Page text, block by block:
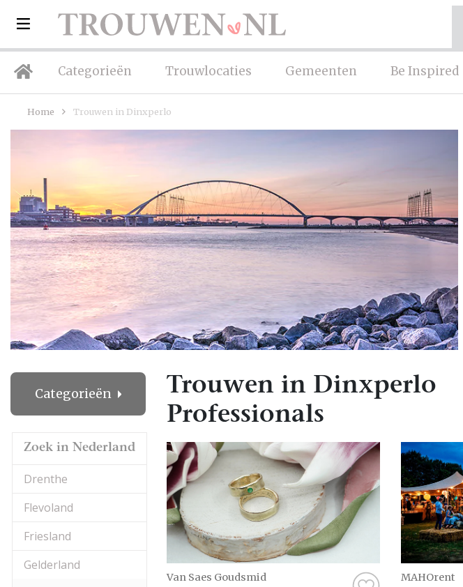
Categorieën Trouwlocaties Gemeenten Be Inspired
Home Trouwen in Dinxperlo
Categorieën
Zoek in Nederland
Drenthe
Flevoland
Friesland
Gelderland
Trouwen in Dinxperlo
Professionals
Van Saes Goudsmid MAHOrent